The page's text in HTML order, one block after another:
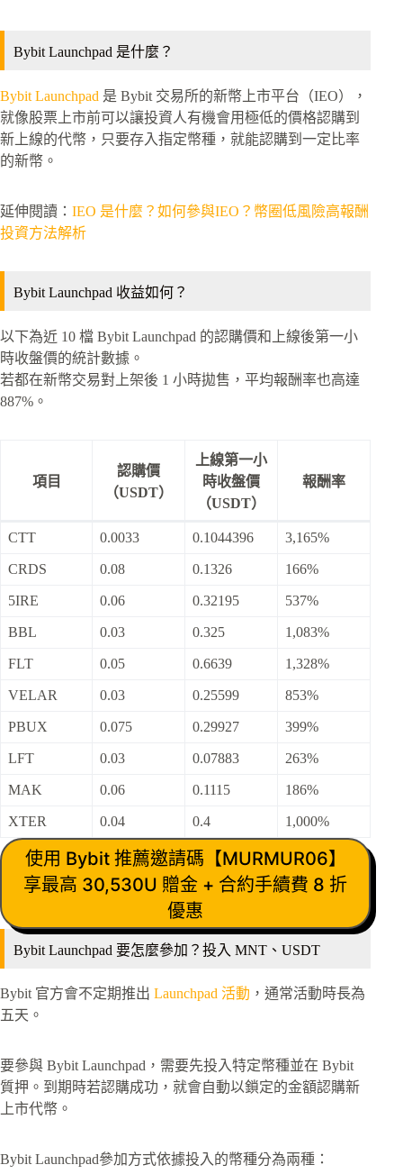
Bybit Launchpad 是什麼？
Bybit Launchpad 是 Bybit 交易所的新幣上市平台（IEO），
就像股票上市前可以讓投資人有機會用極低的價格認購到
新上線的代幣，只要存入指定幣種，就能認購到一定比率
的新幣。
延伸閱讀： IEO 是什麼？如何參與IEO？幣圈低風險高報酬
投資方法解析
Bybit Launchpad 收益如何？
以下為近 10 檔 Bybit Launchpad 的認購價和上線後第一小
時收盤價的統計數據。
若都在新幣交易對上架後 1 小時拋售，平均報酬率也高達
887%。
項目
認購價
（USDT）
上線第一小
時收盤價
（USDT）
報酬率
CTT 0.0033 0.1044396 3,165%
CRDS 0.08 0.1326 166%
5IRE 0.06 0.32195 537%
BBL 0.03 0.325 1,083%
FLT 0.05 0.6639 1,328%
VELAR 0.03 0.25599 853%
PBUX 0.075 0.29927 399%
LFT 0.03 0.07883 263%
MAK 0.06 0.1115 186%
XTER 0.04 0.4 1,000%
使用 Bybit 推薦邀請碼【MURMUR06】
享最高 30,530U 贈金 + 合約手續費 8 折
優惠
Bybit Launchpad 要怎麼參加？投入 MNT、USDT
Bybit 官方會不定期推出 Launchpad 活動 ，通常活動時長為
五天。
要參與 Bybit Launchpad，需要先投入特定幣種並在 Bybit
質押。到期時若認購成功，就會自動以鎖定的金額認購新
上市代幣。
Bybit Launchpad參加方式依據投入的幣種分為兩種：